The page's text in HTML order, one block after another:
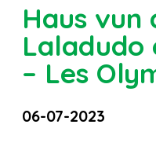
Haus vun
Laladudo
– Les
06-07-2023